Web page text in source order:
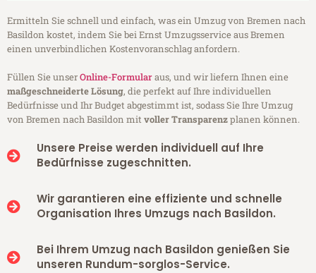
Ermitteln Sie schnell und einfach, was ein Umzug von Bremen nach
Basildon kostet, indem Sie bei Ernst Umzugsservice aus Bremen
einen unverbindlichen Kostenvoranschlag anfordern.
Füllen Sie unserOnline-Formularaus, und wir liefern Ihnen eine
maßgeschneiderte Lösung, die perfekt auf Ihre individuellen
Bedürfnisse und Ihr Budget abgestimmt ist, sodass Sie Ihre Umzug
von Bremen nach Basildon mitvoller Transparenzplanen können.
Unsere Preise werden individuell auf Ihre
Bedürfnisse zugeschnitten.
Wir garantieren eine effiziente und schnelle
Organisation Ihres Umzugs nach Basildon.
Bei Ihrem Umzug nach Basildon genießen Sie
unseren Rundum-sorglos-Service.